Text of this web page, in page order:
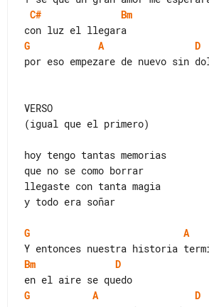
C#
Bm
G
A
D
por eso empezare de nuevo sin
VERSO
(igual que el primero)
hoy tengo tantas memorias
que no se como borrar
llegaste con tanta magia
y todo era soñar
G A
Bm
D
G
A D